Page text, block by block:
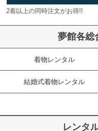
2着以上の同時注文がお得!!
夢館各総
着物レンタル
結婚式着物レンタル
レンタ